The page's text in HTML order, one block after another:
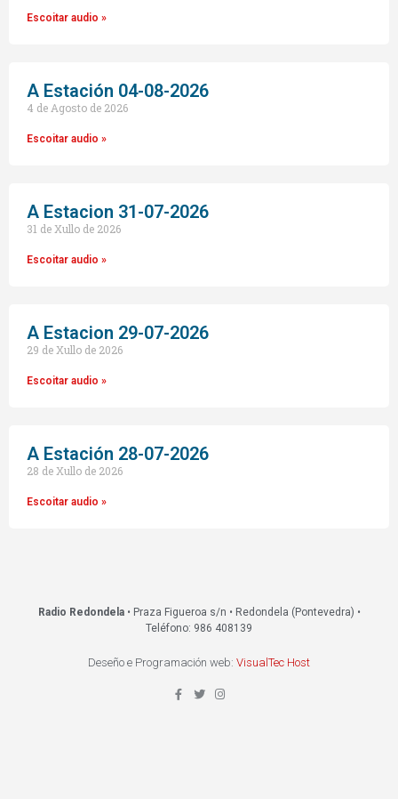
Escoitar audio »
A Estación 04-08-2026
4 de Agosto de 2026
Escoitar audio »
A Estacion 31-07-2026
31 de Xullo de 2026
Escoitar audio »
A Estacion 29-07-2026
29 de Xullo de 2026
Escoitar audio »
A Estación 28-07-2026
28 de Xullo de 2026
Escoitar audio »
Radio Redondela• Praza Figueroa s/n • Redondela (Pontevedra) •
Teléfono: 986 408139
Deseño e Programación web: VisualTec Host